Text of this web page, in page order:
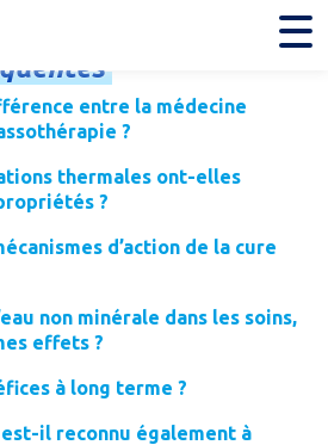
entre la médecine
?
thermales ont-elles
?
d’action de la cure
non minérale dans les soins,
effets ?
à long terme ?
il reconnu également à